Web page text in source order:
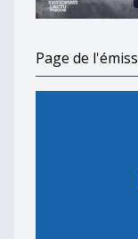
Page de